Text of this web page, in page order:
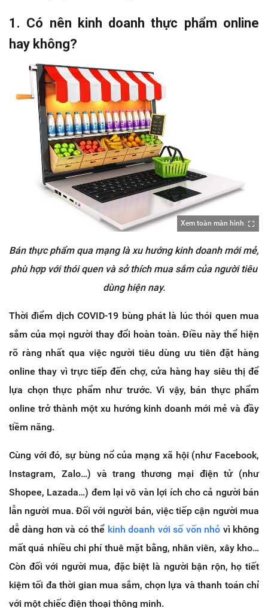
1. Có nên kinh doanh thực phẩm online
hay không?
Xem toàn màn hình
Bán thực phẩm qua mạng là xu hướng kinh doanh mới mẻ,
phù hợp với thói quen và sở thích mua sắm của người tiêu
dùng hiện nay.
Thời điểm dịch COVID-19 bùng phát là lúc thói quen mua
sắm của mọi người thay đổi hoàn toàn. Điều này thể hiện
rõ ràng nhất qua việc người tiêu dùng ưu tiên đặt hàng
online thay vì trực tiếp đến chợ, cửa hàng hay siêu thị để
lựa chọn thực phẩm như trước. Vì vậy, bán thực phẩm
online trở thành một xu hướng kinh doanh mới mẻ và đầy
tiềm năng.
Cùng với đó, sự bùng nổ của mạng xã hội (như Facebook,
Instagram, Zalo…) và trang thương mại điện tử (như
Shopee, Lazada…) đem lại vô vàn lợi ích cho cả người bán
lẫn người mua. Đối với người bán, việc tiếp cận người mua
dễ dàng hơn và có thể kinh doanh với số vốn nhỏ vì không
mất quá nhiều chi phí thuê mặt bằng, nhân viên, xây kho…
Còn đối với người mua, đặc biệt là người bận rộn, họ tiết
kiệm tối đa thời gian mua sắm, chọn lựa và thanh toán chỉ
với một chiếc điện thoại thông minh.